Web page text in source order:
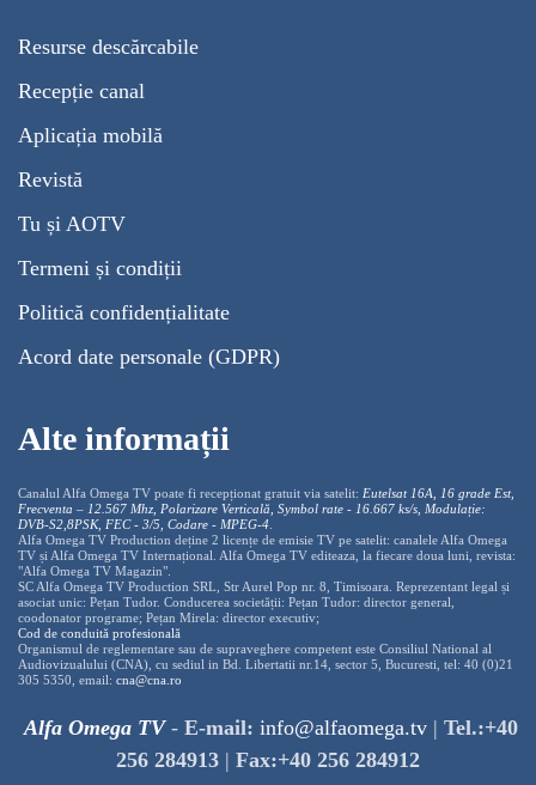
Resurse descărcabile
Recepție canal
Aplicația mobilă
Revistă
Tu și AOTV
Termeni și condiții
Politică confidențialitate
Acord date personale (GDPR)
Alte informații
Canalul Alfa Omega TV poate fi recepționat gratuit via satelit: Eutelsat 16A, 16 grade Est,
Frecventa – 12.567 Mhz, Polarizare Verticală, Symbol rate - 16.667 ks/s, Modulație:
DVB-S2,8PSK, FEC - 3/5, Codare - MPEG-4
Alfa Omega TV Production deține 2 licențe de emisie TV pe satelit: canalele Alfa Omega
TV și Alfa Omega TV Internațional. Alfa Omega TV editeaza, la fiecare doua luni, revista:
"Alfa Omega TV Magazin".
SC Alfa Omega TV Production SRL, Str Aurel Pop nr. 8, Timisoara. Reprezentant legal și
asociat unic: Pețan Tudor. Conducerea societății: Pețan Tudor: director general,
coodonator programe; Pețan Mirela: director executiv;
Cod de conduită profesională
Organismul de reglementare sau de supraveghere competent este Consiliul National al
Audiovizualului (CNA), cu sediul in Bd. Libertatii nr.14, sector 5, Bucuresti, tel: 40 (0)21
305 5350, email: cna@cna.ro
Alfa Omega TV- E-mail: info@alfaomega.tv | Tel.:+40
256 284913 | Fax:+40 256 284912